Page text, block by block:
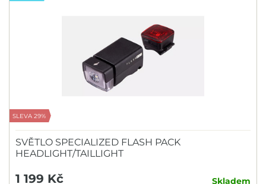
SLEVA 29%
SVĚTLO SPECIALIZED FLASH PACK
HEADLIGHT/TAILLIGHT
1 199 Kč Skladem